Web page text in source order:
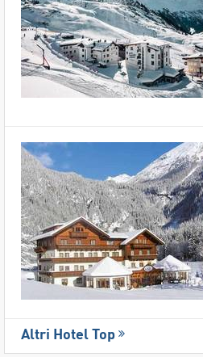
Altri Hotel Top